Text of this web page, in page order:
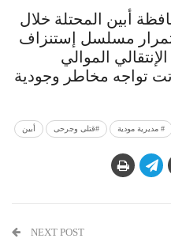
أبين المحتلة خلال
مسلسل إستنزاف
الموالي
تواجه مخاطر وجودية
# مديرية مودية #قتلى وجرحى أبين
NEXT POST